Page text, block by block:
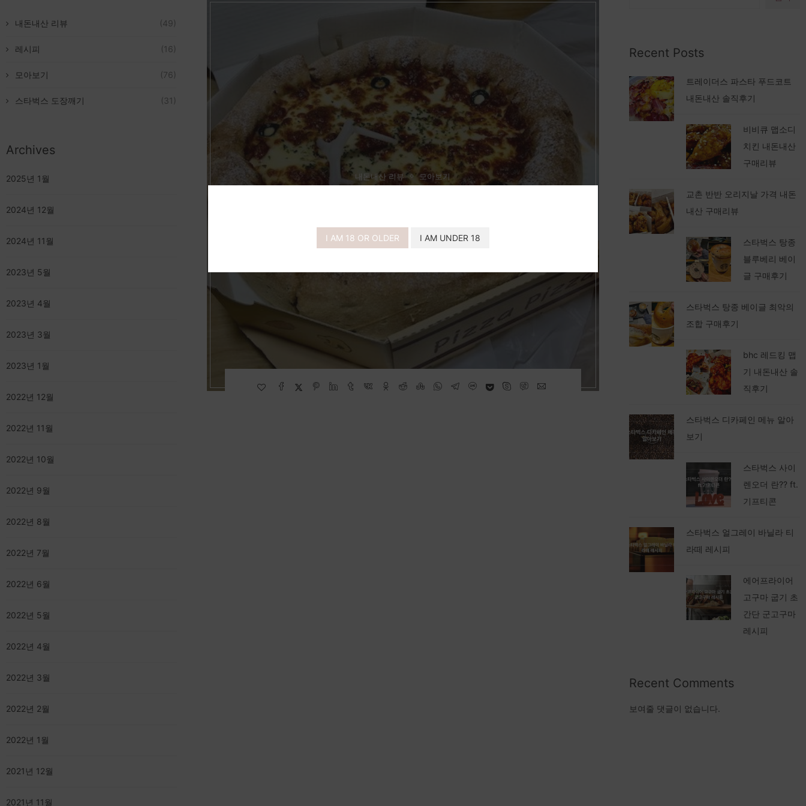
I AM 18 OR OLDER I AM UNDER 18
내돈내산 리뷰 모아보기
Recent Posts
트레이더스 파스타 푸드코트
내돈내산 솔직후기
비비큐 맵소디
치킨 내돈내산
구매리뷰
교촌 반반 오리지날 가격 내돈
내산 구매리뷰
스타벅스 탕종
블루베리 베이
글 구매후기
스타벅스 탕종 베이글 최악의
조합 구매후기
bhc 레드킹 맵
기 내돈내산 솔
직후기
스타벅스 디카페인 메뉴 알아
보기
스타벅스 사이
렌오더 란?? ft.
기프티콘
스타벅스 얼그레이 바닐라 티
라떼 레시피
에어프라이어
고구마 굽기 초
간단 군고구마
레시피
Recent Comments
보여줄 댓글이 없습니다.
내돈내산 리뷰 (49)
레시피 (16)
모아보기 (76)
스타벅스 도장깨기 (31)
Archives
2025년 1월
2024년 12월
2024년 11월
2023년 5월
2023년 4월
2023년 3월
2023년 1월
2022년 12월
2022년 11월
2022년 10월
2022년 9월
2022년 8월
2022년 7월
2022년 6월
2022년 5월
2022년 4월
2022년 3월
2022년 2월
2022년 1월
2021년 12월
2021년 11월